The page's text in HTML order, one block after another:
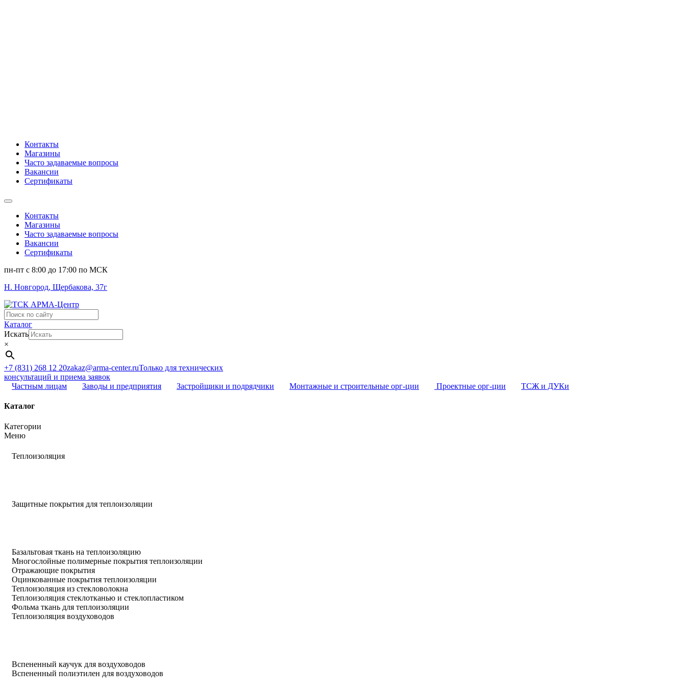
Контакты
Магазины
Часто задаваемые вопросы
Вакансии
Сертификаты
Контакты
Магазины
Часто задаваемые вопросы
Вакансии
Сертификаты
пн-пт c 8:00 до 17:00 по МСК
Н. Новгород, Щербакова, 37г
Поиск
...
Каталог
Искать
×
+7 (831) 268 12 20zakaz@arma-center.ruТолько для технических
консультаций и приема заявок
Частным лицам
Заводы и предприятия Застройщики и подрядчики Монтажные и строительные орг-ции Проектные орг-ции ТСЖ и ДУКи
Каталог
Категории
Меню
Теплоизоляция
Защитные покрытия для теплоизоляции
Базальтовая ткань на теплоизоляцию
Многослойные полимерные покрытия теплоизоляции
Отражающие покрытия
Оцинкованные покрытия теплоизоляции
Теплоизоляция из стекловолокна
Теплоизоляция стеклотканью и стеклопластиком
Фольма ткань для теплоизоляции
Теплоизоляция воздуховодов
Вспененный каучук для воздуховодов
Вспененный полиэтилен для воздуховодов